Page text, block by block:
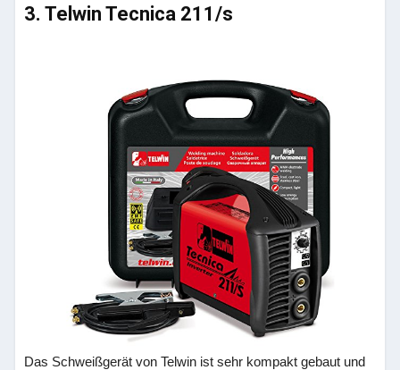
3. Telwin Tecnica 211/s
Das Schweißgerät von Telwin ist sehr kompakt gebaut und